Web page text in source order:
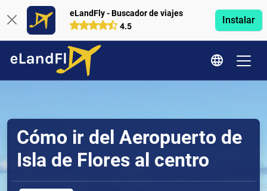
eLandFly - Buscador de viajes
4.5
Instalar
Cómo ir del Aeropuerto de
Isla de Flores al centro